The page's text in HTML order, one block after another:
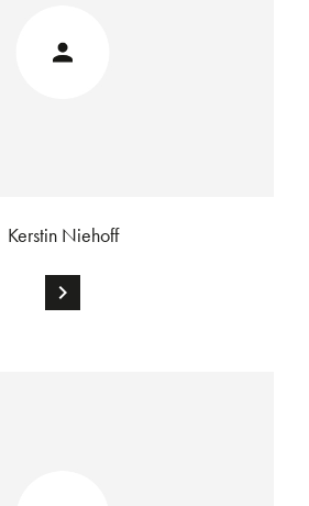
Kerstin Niehoff
chevron_right